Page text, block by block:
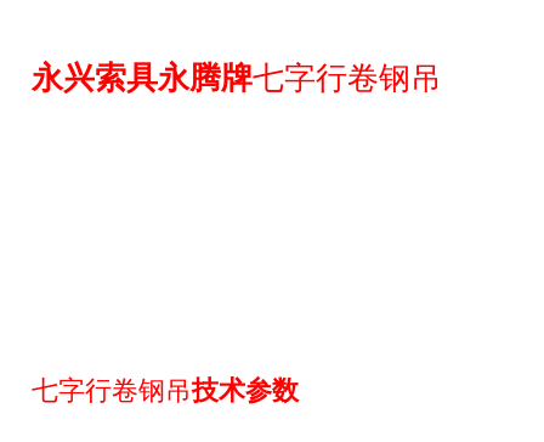
永兴索具永腾牌七字行卷钢吊
七字行卷钢吊技术参数